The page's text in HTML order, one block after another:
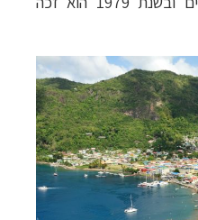
הצפונילחצו לקבלת כל